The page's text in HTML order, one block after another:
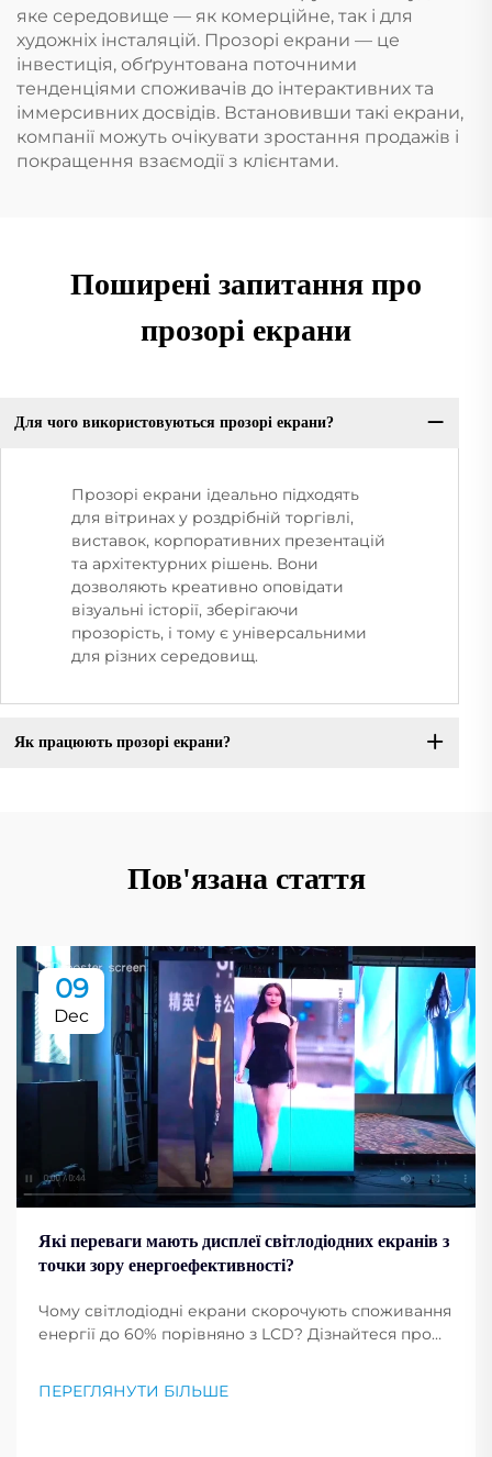
яке середовище — як комерційне, так і для
художніх інсталяцій. Прозорі екрани — це
інвестиція, обґрунтована поточними
тенденціями споживачів до інтерактивних та
іммерсивних досвідів. Встановивши такі екрани,
компанії можуть очікувати зростання продажів і
покращення взаємодії з клієнтами.
Поширені запитання про
прозорі екрани
Для чого використовуються прозорі екрани?
Прозорі екрани ідеально підходять
для вітринах у роздрібній торгівлі,
виставок, корпоративних презентацій
та архітектурних рішень. Вони
дозволяють креативно оповідати
візуальні історії, зберігаючи
прозорість, і тому є універсальними
для різних середовищ.
Як працюють прозорі екрани?
Пов'язана стаття
09
Dec
Які переваги мають дисплеї світлодіодних екранів з
точки зору енергоефективності?
Чому світлодіодні екрани скорочують споживання
енергії до 60% порівняно з LCD? Дізнайтеся про
аудіовізуальних систем. Завантажте повний
ПЕРЕГЛЯНУТИ БІЛЬШЕ